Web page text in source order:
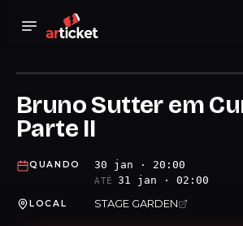
Bruno Sutter em
Parte II
QUANDO 30 jan · 20:00
ATÉ 31 jan · 02:00
LOCAL STAGE GARDEN